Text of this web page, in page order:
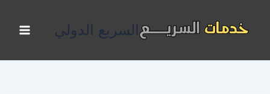
المحتوى
السريع الدولي